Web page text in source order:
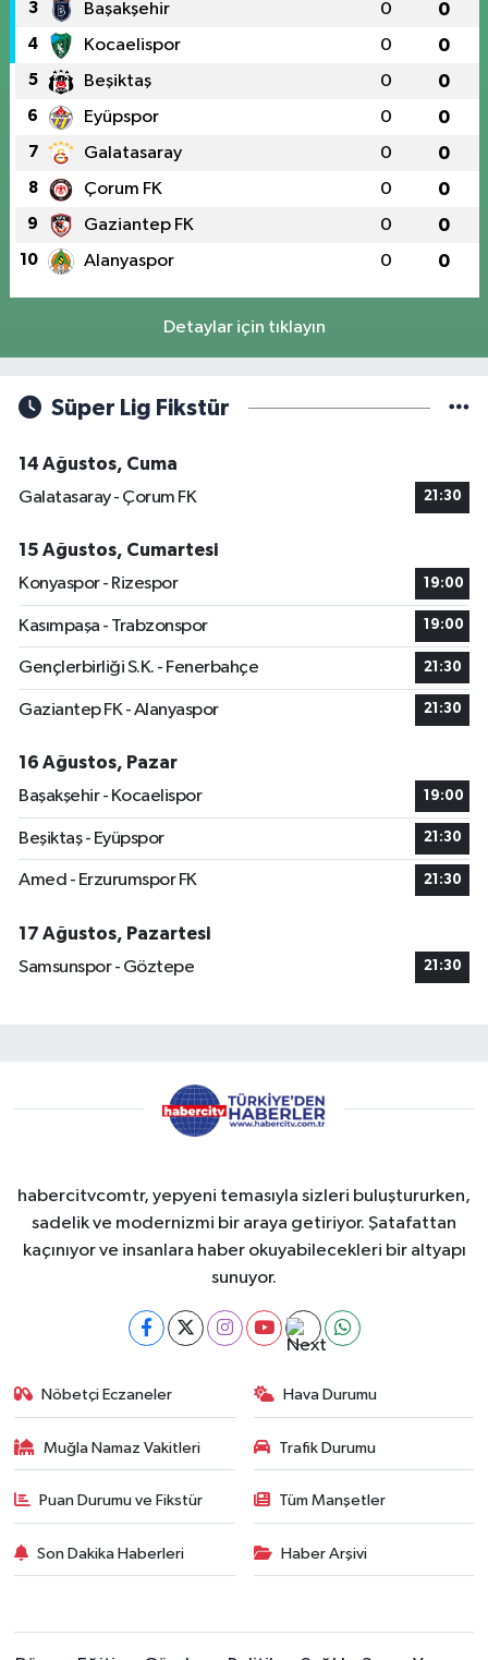
3 Başakşehir 0 0
4 Kocaelispor 0 0
5 Beşiktaş 0 0
6 Eyüpspor 0 0
7 Galatasaray 0 0
8 Çorum FK 0 0
9 Gaziantep FK 0 0
10 Alanyaspor 0 0
Detaylar için tıklayın
Süper Lig Fikstür
14 Ağustos, Cuma
Galatasaray - Çorum FK
21:30
15 Ağustos, Cumartesi
Konyaspor - Rizespor
19:00
Kasımpaşa - Trabzonspor 19:00
Gençlerbirliği S.K. - Fenerbahçe 21:30
Gaziantep FK - Alanyaspor 21:30
16 Ağustos, Pazar
Başakşehir - Kocaelispor
19:00
Beşiktaş - Eyüpspor 21:30
Amed - Erzurumspor FK 21:30
17 Ağustos, Pazartesi
Samsunspor - Göztepe
21:30
habercitvcomtr, yepyeni temasıyla sizleri buluştururken,
sadelik ve modernizmi bir araya getiriyor. Şatafattan
kaçınıyor ve insanlara haber okuyabilecekleri bir altyapı
sunuyor.
Nöbetçi Eczaneler Hava Durumu
Muğla Namaz Vakitleri Trafik Durumu
Puan Durumu ve Fikstür Tüm Manşetler
Son Dakika Haberleri Haber Arşivi